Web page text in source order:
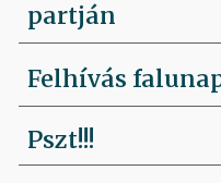
partján
Felhívás
Pszt!!!